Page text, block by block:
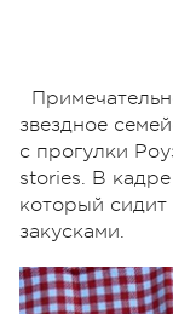
звездное
с прогулки
stories. В кадре
который
закусками.